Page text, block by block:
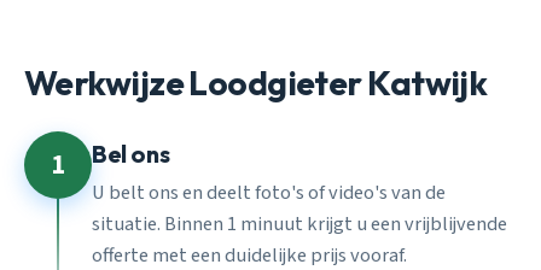
Werkwijze Loodgieter Katwijk
1 Bel ons
U belt ons en deelt foto's of video's van de
situatie. Binnen 1 minuut krijgt u een vrijblijvende
offerte met een duidelijke prijs vooraf.